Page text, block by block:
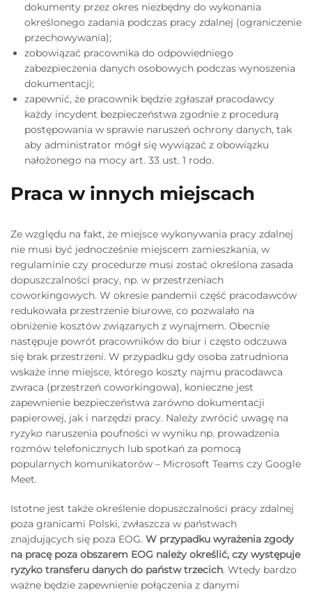
dokumenty przez okres niezbędny do wykonania
określonego zadania podczas pracy zdalnej (ograniczenie
przechowywania);
zobowiązać pracownika do odpowiedniego
zabezpieczenia danych osobowych podczas wynoszenia
dokumentacji;
zapewnić, że pracownik będzie zgłaszał pracodawcy
każdy incydent bezpieczeństwa zgodnie z procedurą
postępowania w sprawie naruszeń ochrony danych, tak
aby administrator mógł się wywiązać z obowiązku
nałożonego na mocy art. 33 ust. 1 rodo.
Praca w innych miejscach
Ze względu na fakt, że miejsce wykonywania pracy zdalnej
nie musi być jednocześnie miejscem zamieszkania, w
regulaminie czy procedurze musi zostać określona zasada
dopuszczalności pracy, np. w przestrzeniach
coworkingowych. W okresie pandemii część pracodawców
redukowała przestrzenie biurowe, co pozwalało na
obniżenie kosztów związanych z wynajmem. Obecnie
następuje powrót pracowników do biur i często odczuwa
się brak przestrzeni. W przypadku gdy osoba zatrudniona
wskaże inne miejsce, którego koszty najmu pracodawca
zwraca (przestrzeń coworkingowa), konieczne jest
zapewnienie bezpieczeństwa zarówno dokumentacji
papierowej, jak i narzędzi pracy. Należy zwrócić uwagę na
ryzyko naruszenia poufności w wyniku np. prowadzenia
rozmów telefonicznych lub spotkań za pomocą
popularnych komunikatorów – Microsoft Teams czy Google
Meet.
Istotne jest także określenie dopuszczalności pracy zdalnej
poza granicami Polski, zwłaszcza w państwach
znajdujących się poza EOG. W przypadku wyrażenia zgody
na pracę poza obszarem EOG należy określić, czy występuje
ryzyko transferu danych do państw trzecich. Wtedy bardzo
ważne będzie zapewnienie połączenia z danymi